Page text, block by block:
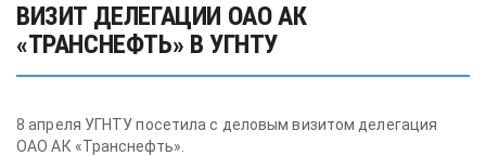
ВИЗИТ ДЕЛЕГАЦИИ ОАО АК
«ТРАНСНЕФТЬ» В УГНТУ
8 апреля УГНТУ посетила с деловым визитом делегация
ОАО АК «Транснефть».